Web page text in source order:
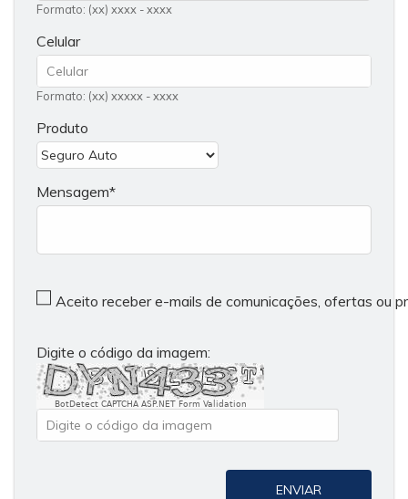
Formato: (xx) xxxx - xxxx
Celular
Formato: (xx) xxxxx - xxxx
Produto
Mensagem
Aceito receber e-mails de comunicações, ofertas ou
Digite o código da imagem:
BotDetect CAPTCHA ASP.NET Form Validation
ENVIAR